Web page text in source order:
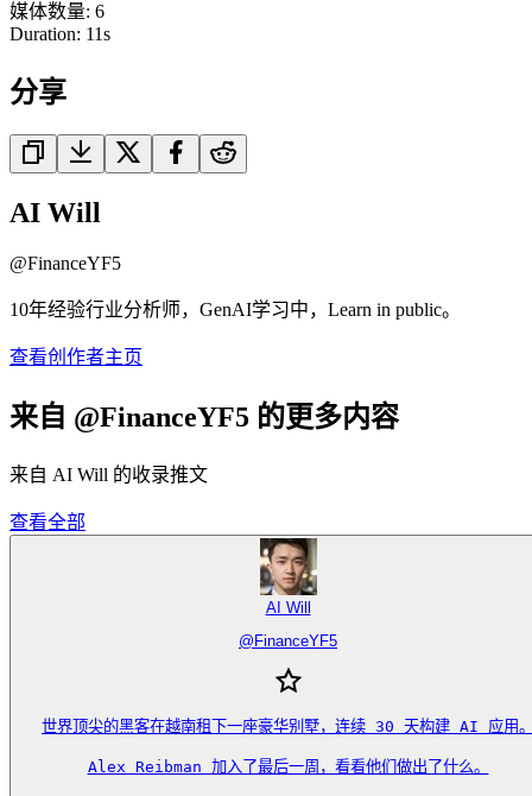
媒体数量: 6
Duration: 11s
分享
AI Will
@FinanceYF5
10年经验行业分析师，GenAI学习中，Learn in public。
查看创作者主页
来自 @FinanceYF5 的更多内容
来自 AI Will 的收录推文
查看全部
AI Will
@ FinanceYF5
世界顶尖的黑客在越南租下一座豪华别墅，连续 30 天构建 AI 应用
Alex Reibman 加入了最后一周，看看他们做出了什么。